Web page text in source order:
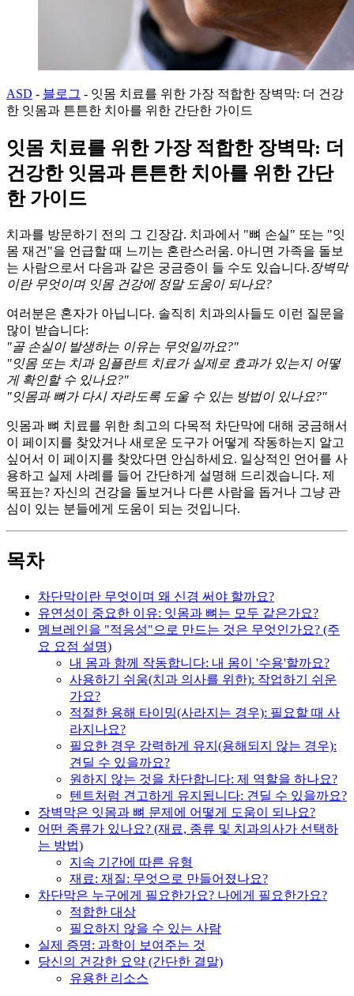
ASD - 블로그 - 잇몸 치료를 위한 가장 적합한 장벽막: 더 건강
한 잇몸과 튼튼한 치아를 위한 간단한 가이드
잇몸 치료를 위한 가장 적합한 장벽막: 더
건강한 잇몸과 튼튼한 치아를 위한 간단
한 가이드
치과를 방문하기 전의 그 긴장감. 치과에서 "뼈 손실" 또는 "잇
몸 재건"을 언급할 때 느끼는 혼란스러움. 아니면 가족을 돌보
는 사람으로서 다음과 같은 궁금증이 들 수도 있습니다.장벽막
이란 무엇이며 잇몸 건강에 정말 도움이 되나요?
여러분은 혼자가 아닙니다. 솔직히 치과의사들도 이런 질문을
많이 받습니다:
"골 손실이 발생하는 이유는 무엇일까요?"
"잇몸 또는 치과 임플란트 치료가 실제로 효과가 있는지 어떻
게 확인할 수 있나요?"
"잇몸과 뼈가 다시 자라도록 도울 수 있는 방법이 있나요?"
잇몸과 뼈 치료를 위한 최고의 다목적 차단막에 대해 궁금해서
이 페이지를 찾았거나 새로운 도구가 어떻게 작동하는지 알고
싶어서 이 페이지를 찾았다면 안심하세요. 일상적인 언어를 사
용하고 실제 사례를 들어 간단하게 설명해 드리겠습니다. 제
목표는? 자신의 건강을 돌보거나 다른 사람을 돕거나 그냥 관
심이 있는 분들에게 도움이 되는 것입니다.
목차
차단막이란 무엇이며 왜 신경 써야 할까요?
유연성이 중요한 이유: 잇몸과 뼈는 모두 같은가요?
멤브레인을 "적응성"으로 만드는 것은 무엇인가요? (주
요 요점 설명)
내 몸과 함께 작동합니다: 내 몸이 '수용'할까요?
사용하기 쉬움(치과 의사를 위한): 작업하기 쉬운
가요?
적절한 용해 타이밍(사라지는 경우): 필요할 때 사
라지나요?
필요한 경우 강력하게 유지(용해되지 않는 경우):
견딜 수 있을까요?
원하지 않는 것을 차단합니다: 제 역할을 하나요?
텐트처럼 견고하게 유지됩니다: 견딜 수 있을까요?
장벽막은 잇몸과 뼈 문제에 어떻게 도움이 되나요?
어떤 종류가 있나요? (재료, 종류 및 치과의사가 선택하
는 방법)
지속 기간에 따른 유형
재료: 재질: 무엇으로 만들어졌나요?
차단막은 누구에게 필요한가요? 나에게 필요한가요?
적합한 대상
필요하지 않을 수 있는 사람
실제 증명: 과학이 보여주는 것
당신의 건강한 요약 (간단한 결말)
유용한 리소스